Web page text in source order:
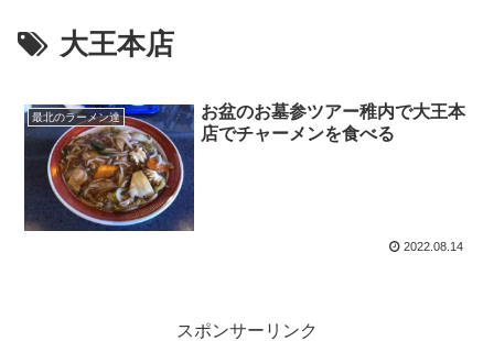
大王本店
最北のラーメン達
お盆のお墓参ツアー稚内で大王本
店でチャーメンを食べる
2022.08.14
スポンサーリンク